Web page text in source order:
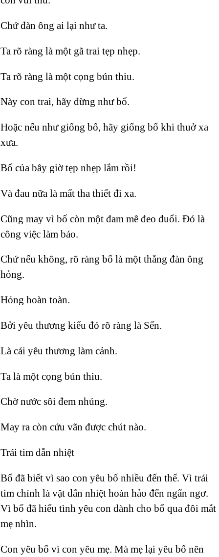
Chứ đàn ông ai lại như ta.
Ta rõ ràng là một gã trai tẹp nhẹp.
Ta rõ ràng là một cọng bún thiu.
Này con trai, hãy đừng như bố.
Hoặc nếu như giống bố, hãy giống bố khi thuở xa
xưa.
Bố của bây giờ tẹp nhẹp lắm rồi!
Và đau nữa là mất tha thiết đi xa.
Cũng may vì bố còn một đam mê đeo đuổi. Đó là
công việc làm báo.
Chứ nếu không, rõ ràng bố là một thằng đàn ông
hỏng.
Hỏng hoàn toàn.
Bởi yêu thương kiểu đó rõ ràng là Sến.
Là cái yêu thương làm cảnh.
Ta là một cọng bún thiu.
Chờ nước sôi đem nhúng.
May ra còn cứu vãn được chút nào.
Trái tim dẫn nhiệt
Bố đã biết vì sao con yêu bố nhiều đến thế. Vì trái
tim chính là vật dẫn nhiệt hoàn hảo đến ngẩn ngơ.
Vì bố đã hiểu tình yêu con dành cho bố qua đôi mắt
mẹ nhìn.
Con yêu bố vì con yêu mẹ. Mà mẹ lại yêu bố nên